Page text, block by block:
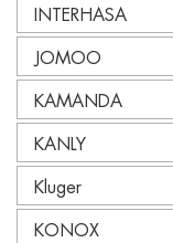
INTERHASA
JOMOO
KAMANDA
KANLY
Kluger
KONOX